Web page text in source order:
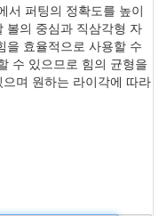
서 퍼팅의 정확도를 높이
볼의 중심과 직삼각형 자
을 효율적으로 사용할 수
수 있으므로 힘의 균형을
며 원하는 라이각에 따라